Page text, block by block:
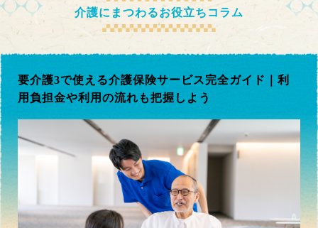
介護にまつわるお役立ちコラム
要介護3で使える介護保険サービス完全ガイド｜利
用負担金や利用の流れも把握しよう